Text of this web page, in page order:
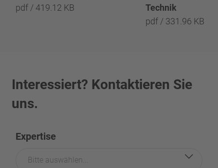
pdf / 419.12 KB
Technik
pdf / 331.96 KB
Interessiert? Kontaktieren Sie
uns.
Expertise
Bitte auswählen...